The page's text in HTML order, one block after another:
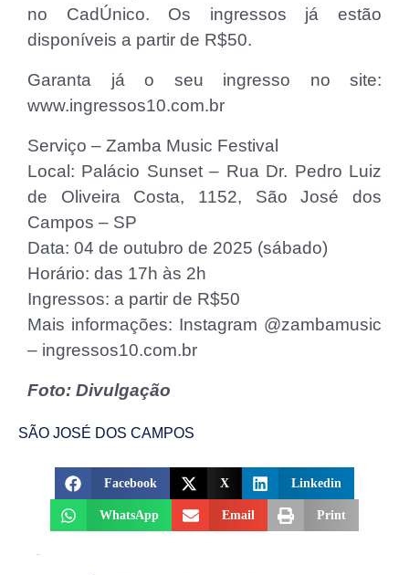
no CadÚnico. Os ingressos já estão
disponíveis a partir de R$50.
Garanta já o seu ingresso no site:
www.ingressos10.com.br
Serviço – Zamba Music Festival
Local: Palácio Sunset – Rua Dr. Pedro Luiz
de Oliveira Costa, 1152, São José dos
Campos – SP
Data: 04 de outubro de 2025 (sábado)
Horário: das 17h às 2h
Ingressos: a partir de R$50
Mais informações: Instagram @zambamusic
– ingressos10.com.br
Foto: Divulgação
SÃO JOSÉ DOS CAMPOS
Facebook X Linkedin
WhatsApp Email Print